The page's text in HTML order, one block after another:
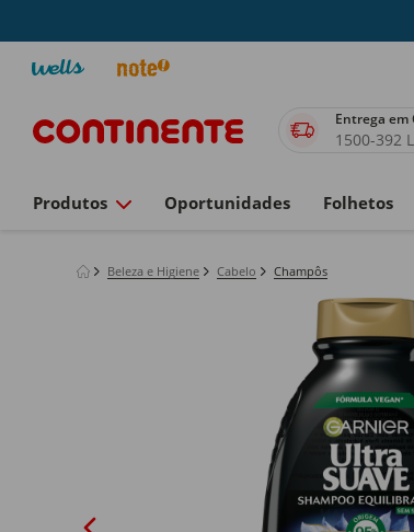
Entrega em
1500-392
Produtos Oportunidades Folhetos
Beleza e Higiene Cabelo Champôs